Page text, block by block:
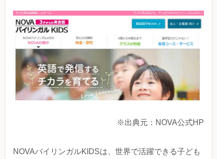
※出典元：NOVA公式HP
NOVAバイリンガルKIDSは、世界で活躍できる子ども